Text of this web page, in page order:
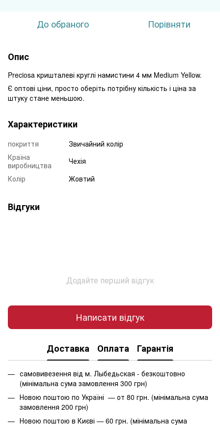
До обраного Порівняти
Опис
Preciosa кришталеві круглі намистини 4 мм Medium Yellow.
Є оптові ціни, просто оберіть потрібну кількість і ціна за
штуку стане меньшою.
Характеристики
покриття
Звичайний колір
Країна
виробництва
Чехія
Колір
Жовтий
Відгуки
Додайте перший відгук
Написати відгук
Доставка Оплата Гарантія
самовивезення від м. Лыбедьская - безкоштовно
(мінімальна сума замовлення 300 грн)
Новою поштою по Україні — от 80 грн. (мінімальна сума
замовлення 200 грн)
Новою поштою в Києві — 60 грн. (мінімальна сума